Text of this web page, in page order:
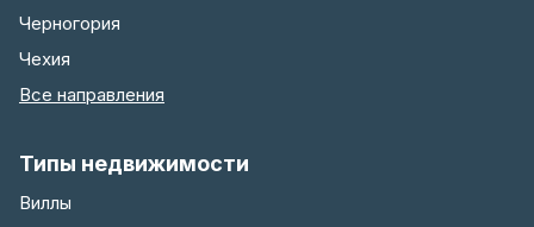
Черногория
Чехия
Все направления
Типы недвижимости
Виллы